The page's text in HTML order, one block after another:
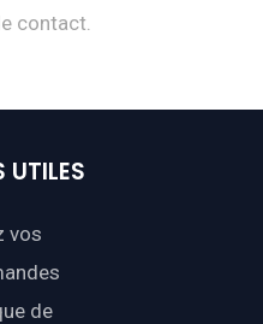
contact.
UTILES
vos
de